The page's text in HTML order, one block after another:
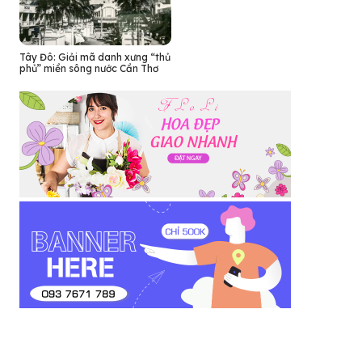
Tây Đô: Giải mã danh xưng “thủ
phủ” miền sông nước Cần Thơ